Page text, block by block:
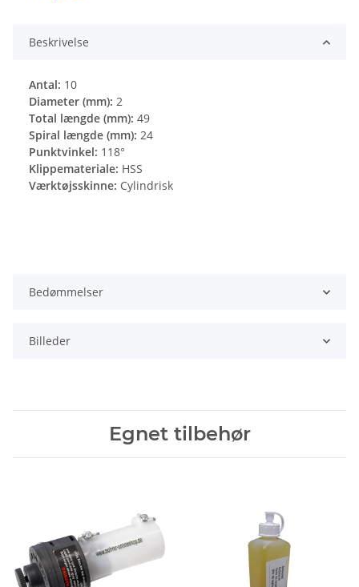
Beskrivelse
Antal: 10
Diameter (mm): 2
Total længde (mm): 49
Spiral længde (mm): 24
Punktvinkel: 118°
Klippemateriale: HSS
Værktøjsskinne: Cylindrisk
Bedømmelser
Billeder
Egnet tilbehør